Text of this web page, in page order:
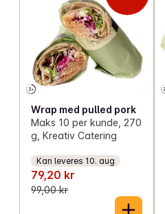
Wrap med pulled pork
Maks 10 per kunde, 270
g, Kreativ Catering
Kan leveres 10. aug
79,20 kr
99,00 kr